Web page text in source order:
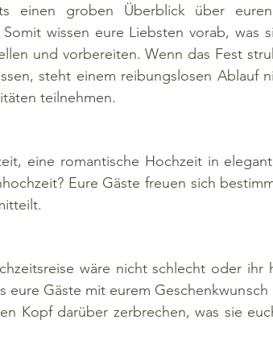
einen groben Überblick über
Somit wissen eure Liebsten vorab, was
und vorbereiten. Wenn das Fest
steht einem reibungslosen Ablauf
teilnehmen.
eine romantische Hochzeit in
Eure Gäste freuen sich
wäre nicht schlecht oder ihr
eure Gäste mit eurem
Kopf darüber zerbrechen, was sie